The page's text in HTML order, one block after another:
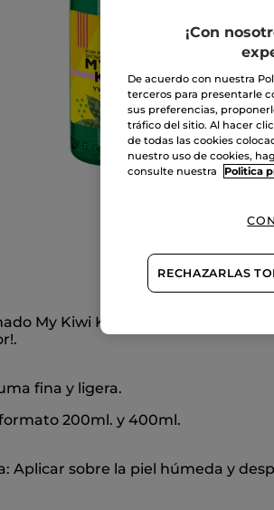
My Kiwi Kiss en Edición
fina y ligera.
200ml. y 400ml.
Aplicar sobre la piel húmeda y
¡Con
De acuerdo con nuestra
terceros para presentarle
sus preferencias,
tráfico del sitio. Al hacer
de todas las cookies
nuestro uso de cookies,
consulte nuestra
Politica
RECHAZARLAS